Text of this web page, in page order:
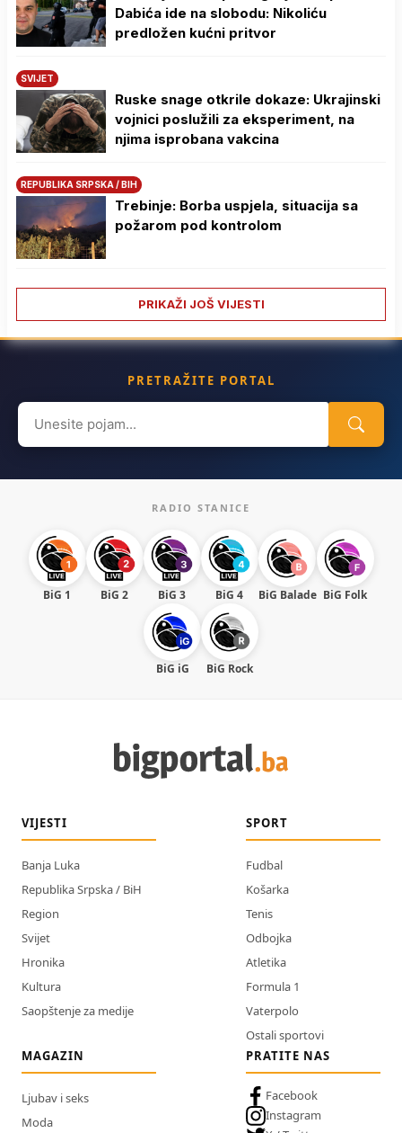
Dabića ide na slobodu: Nikoliću
predložen kućni pritvor
SVIJET
Ruske snage otkrile dokaze: Ukrajinski
vojnici poslužili za eksperiment, na
njima isprobana vakcina
REPUBLIKA SRPSKA / BIH
Trebinje: Borba uspjela, situacija sa
požarom pod kontrolom
PRIKAŽI JOŠ VIJESTI
PRETRAŽITE PORTAL
Search
for:
RADIO STANICE
BiG 1 BiG 2 BiG 3 BiG 4 BiG Balade BiG Folk
BiG iG BiG Rock
VIJESTI
Banja Luka
Republika Srpska / BiH
Region
Svijet
Hronika
Kultura
Saopštenje za medije
SPORT
Fudbal
Košarka
Tenis
Odbojka
Atletika
Formula 1
Vaterpolo
Ostali sportovi
MAGAZIN
Ljubav i seks
Moda
PRATITE NAS
Facebook
Instagram